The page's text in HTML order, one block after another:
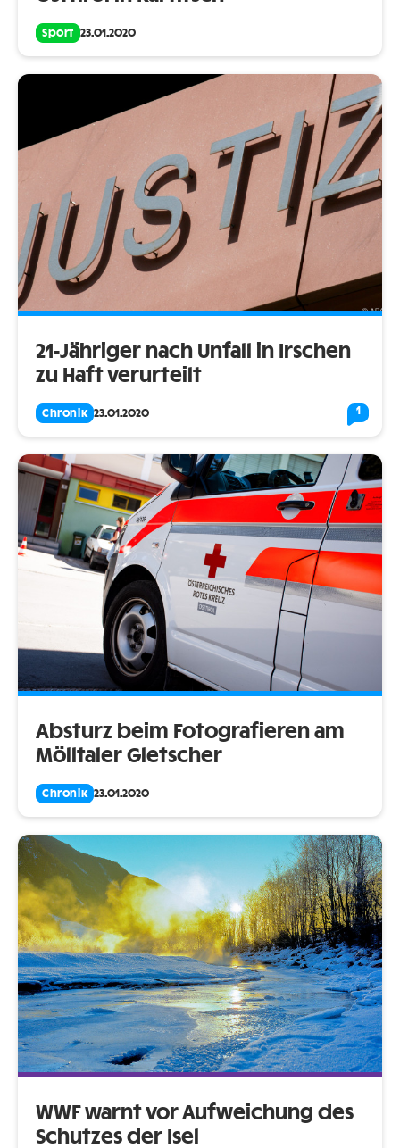
Sport 23.01.2020
21-Jähriger nach Unfall in Irschen
zu Haft verurteilt
Chronik 23.01.2020 1
Absturz beim Fotografieren am
Mölltaler Gletscher
Chronik 23.01.2020
WWF warnt vor Aufweichung des
Schutzes der Isel